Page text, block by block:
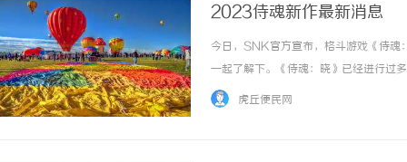
2023侍魂新作最新消息
今日，SNK官方宣布，格斗游戏《侍
一起了解下。《侍魂：晓》已经进行过
不过SNK表示“通过今年2月的测试，
虎丘便民网